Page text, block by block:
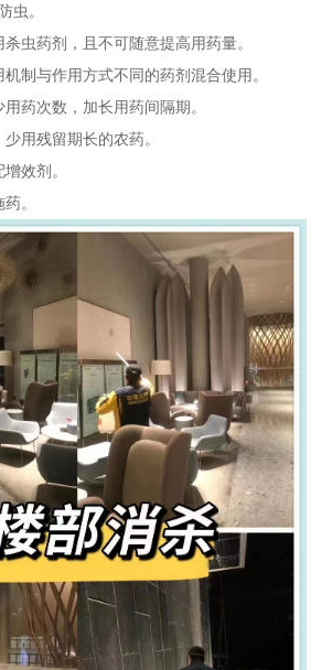
虫。
虫药剂，且不可随意提高用药量。
制与作用方式不同的药剂混合使用。
药次数，加长用药间隔期。
用残留期长的农药。
效剂。
。